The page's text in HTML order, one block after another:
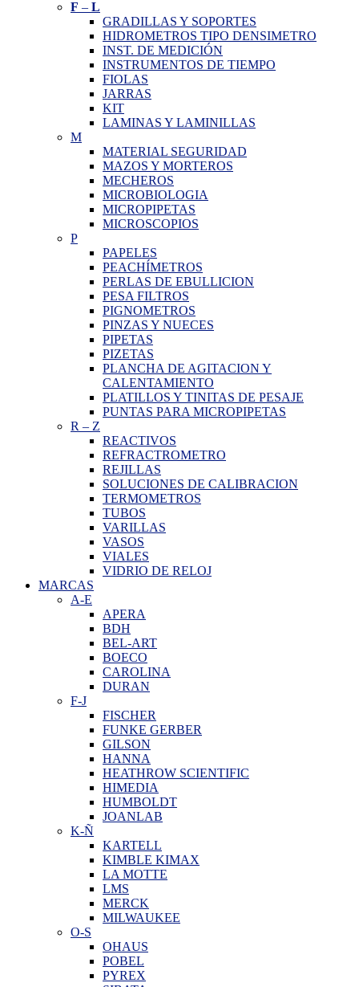
F – L
GRADILLAS Y SOPORTES
HIDROMETROS TIPO DENSIMETRO
INST. DE MEDICIÓN
INSTRUMENTOS DE TIEMPO
FIOLAS
JARRAS
KIT
LAMINAS Y LAMINILLAS
M
MATERIAL SEGURIDAD
MAZOS Y MORTEROS
MECHEROS
MICROBIOLOGIA
MICROPIPETAS
MICROSCOPIOS
P
PAPELES
PEACHÍMETROS
PERLAS DE EBULLICION
PESA FILTROS
PIGNOMETROS
PINZAS Y NUECES
PIPETAS
PIZETAS
PLANCHA DE AGITACION Y
CALENTAMIENTO
PLATILLOS Y TINITAS DE PESAJE
PUNTAS PARA MICROPIPETAS
R – Z
REACTIVOS
REFRACTROMETRO
REJILLAS
SOLUCIONES DE CALIBRACION
TERMOMETROS
TUBOS
VARILLAS
VASOS
VIALES
VIDRIO DE RELOJ
MARCAS
A-E
APERA
BDH
BEL-ART
BOECO
CAROLINA
DURAN
F-J
FISCHER
FUNKE GERBER
GILSON
HANNA
HEATHROW SCIENTIFIC
HIMEDIA
HUMBOLDT
JOANLAB
K-Ñ
KARTELL
KIMBLE KIMAX
LA MOTTE
LMS
MERCK
MILWAUKEE
O-S
OHAUS
POBEL
PYREX